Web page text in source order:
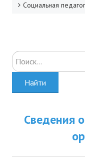
Социальная
Искать...
Найти
Сведения